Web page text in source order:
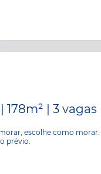
178m² | 3 vagas
escolhe como
prévio.